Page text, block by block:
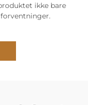
ikke bare